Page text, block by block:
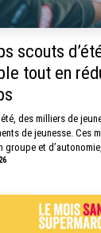
scouts
tout en
des milliers de
de jeunesse. Ces
groupe et